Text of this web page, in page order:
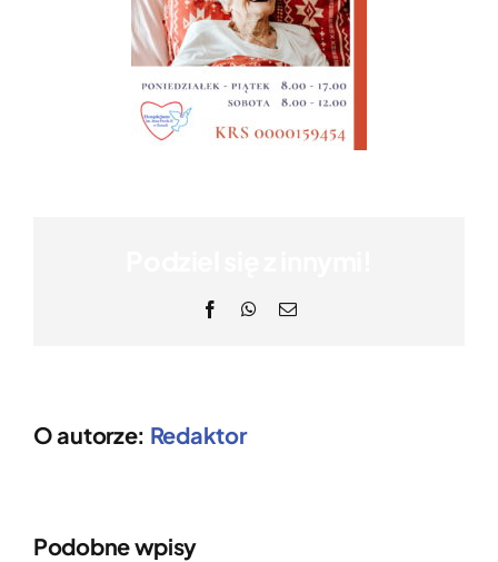
FacebookWhatsApp
Email
O autorze: Redaktor
Podobne wpisy